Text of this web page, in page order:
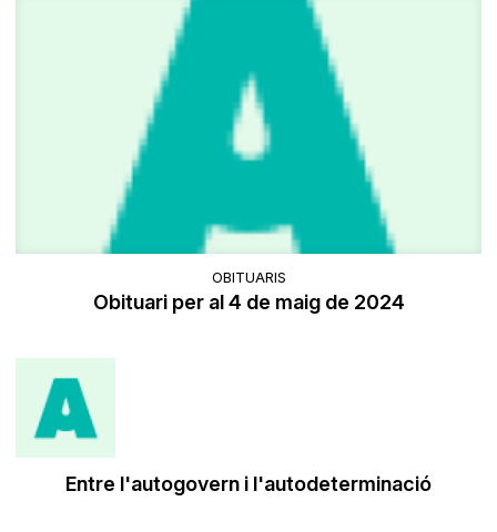
OBITUARIS
Obituari per al 4 de maig de 2024
Entre l'autogovern i l'autodeterminació